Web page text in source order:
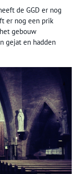
de GGD er nog
er nog een prik
gebouw
gejat en hadden